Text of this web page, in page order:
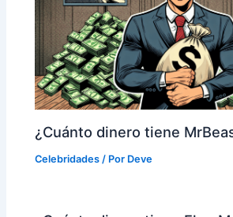
¿Cuánto dinero tiene
Celebridades / Por Deve